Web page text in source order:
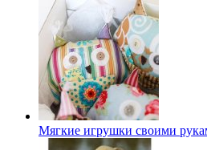
Мягкие игрушки своими